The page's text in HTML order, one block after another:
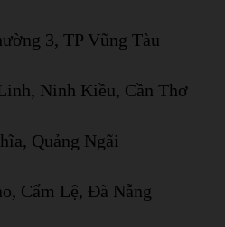
3, TP Vũng Tàu
Ninh Kiều, Cần Thơ
Quảng Ngãi
Cẩm Lệ, Đà Nẵng